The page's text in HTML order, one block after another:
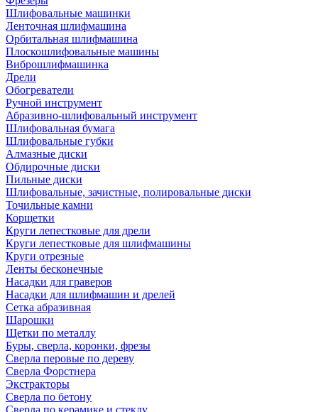
Шлифовальные машинки
Ленточная шлифмашина
Орбитальная шлифмашина
Плоскошлифовальные машины
Виброшлифмашинка
Дрели
Обогреватели
Ручной инструмент
Абразивно-шлифовальный инструмент
Шлифовальная бумага
Шлифовальные губки
Алмазные диски
Обдирочные диски
Пильные диски
Шлифовальные, зачистные, полировальные диски
Точильные камни
Корщетки
Круги лепестковые для дрели
Круги лепестковые для шлифмашины
Круги отрезные
Ленты бесконечные
Насадки для граверов
Насадки для шлифмашин и дрелей
Сетка абразивная
Шарошки
Щетки по металлу
Буры, сверла, коронки, фрезы
Сверла перовые по дереву
Сверла Форстнера
Экстракторы
Сверла по бетону
Сверла по керамике и стеклу